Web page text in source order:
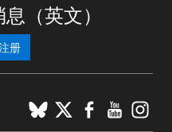
（英文）
册
BlueSky
X